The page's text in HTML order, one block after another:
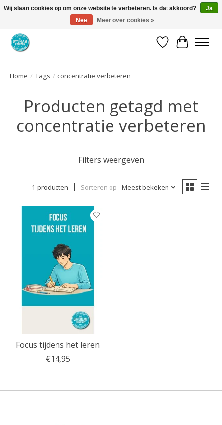
Coaching via download. Effectief en voordelig.
Verlanglijst
Home / Tags / concentratie verbeteren
Producten getagd met
concentratie verbeteren
Filters weergeven
1 producten Sorteren op Meest bekeken
Focus tijdens het leren
€14,95
Wij slaan cookies op om onze website te verbeteren. Is dat akkoord?
Ja
Nee
Meer over cookies »